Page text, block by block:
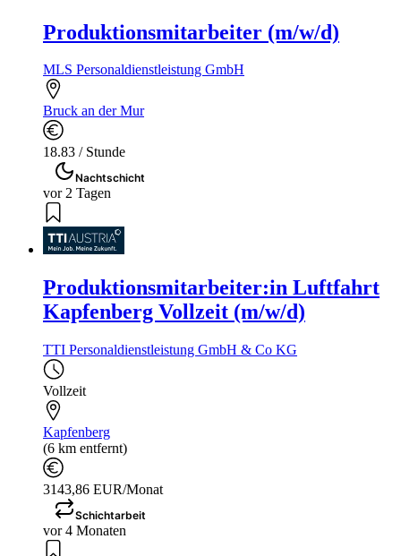
Produktionsmitarbeiter (m/w/d)
MLS Personaldienstleistung GmbH
Bruck an der Mur
18.83 / Stunde
Nachtschicht
vor 2 Tagen
Produktionsmitarbeiter:in Luftfahrt
Kapfenberg Vollzeit (m/w/d)
TTI Personaldienstleistung GmbH & Co KG
Vollzeit
Kapfenberg
(6 km entfernt)
3143,86 EUR/Monat
Schichtarbeit
vor 4 Monaten